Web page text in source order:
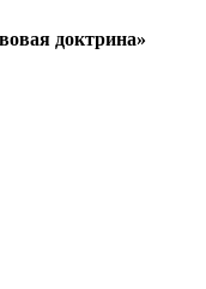
доктрина»